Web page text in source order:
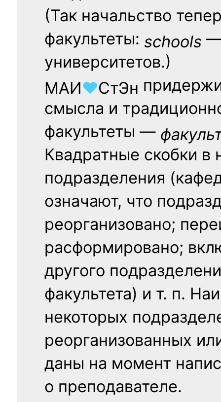
(Так начальство
факультеты: schools —
университетов.)
МАИ♥СтЭн
смысла и
факультеты —
Квадратные скобки в
подразделения
означают, что
реорганизовано;
расформировано;
другого
факультета) и т. п.
некоторых
реорганизованных
даны на момент
о преподавателе.